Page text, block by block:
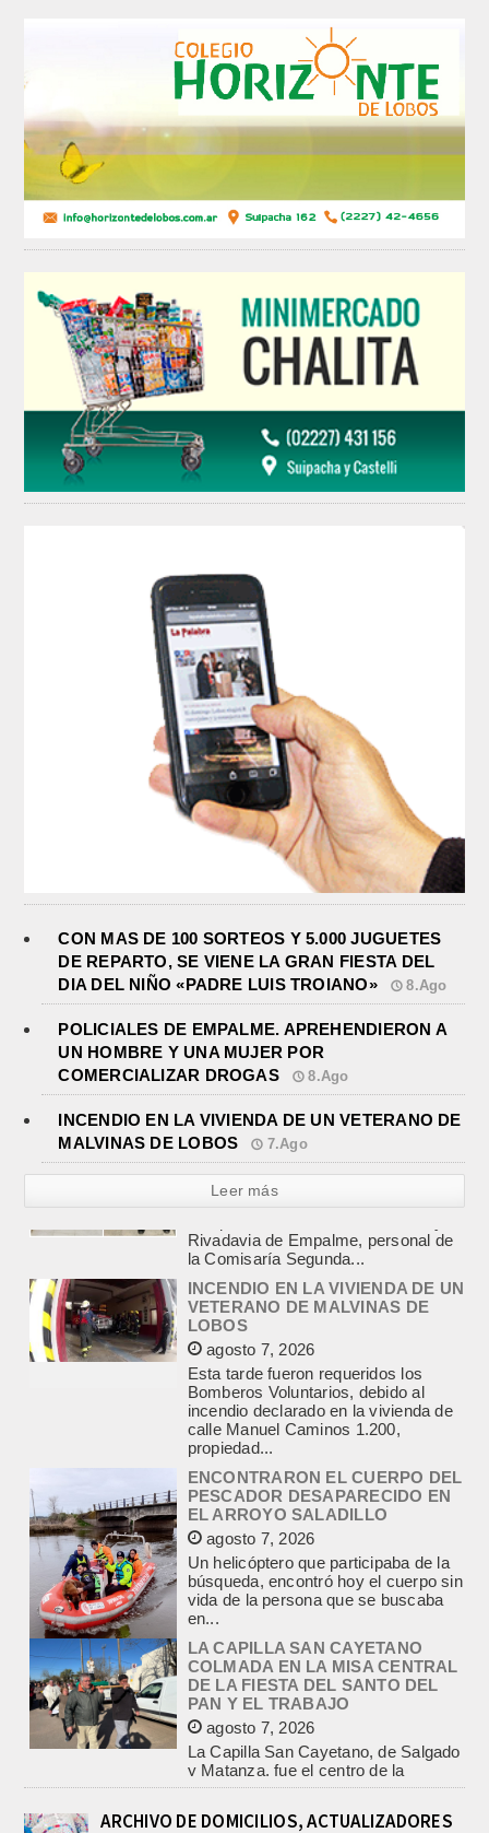
CON MAS DE 100 SORTEOS Y 5.000 JUGUETES
DE REPARTO, SE VIENE LA GRAN FIESTA DEL
DIA DEL NIÑO «PADRE LUIS TROIANO»
8.Ago
POLICIALES DE EMPALME. APREHENDIERON A
UN HOMBRE Y UNA MUJER POR
COMERCIALIZAR DROGAS
8.Ago
INCENDIO EN LA VIVIENDA DE UN VETERANO DE
MALVINAS DE LOBOS
7.Ago
Leer más
INCENDIO EN LA VIVIENDA DE UN
VETERANO DE MALVINAS DE
LOBOS
agosto 7, 2026
Esta tarde fueron requeridos los
Bomberos Voluntarios, debido al
incendio declarado en la vivienda de
calle Manuel Caminos 1.200,
propiedad...
ENCONTRARON EL CUERPO DEL
PESCADOR DESAPARECIDO EN
EL ARROYO SALADILLO
agosto 7, 2026
Un helicóptero que participaba de la
búsqueda, encontró hoy el cuerpo sin
vida de la persona que se buscaba
en...
LA CAPILLA SAN CAYETANO
COLMADA EN LA MISA CENTRAL
DE LA FIESTA DEL SANTO DEL
PAN Y EL TRABAJO
agosto 7, 2026
La Capilla San Cayetano, de Salgado
y Matanza, fue el centro de la
celebración de la fiesta del santo del...
CON MAS DE 100 SORTEOS Y
5.000 JUGUETES DE REPARTO, SE
VIENE LA GRAN FIESTA DEL DIA
ARCHIVO DE DOMICILIOS, ACTUALIZADORES